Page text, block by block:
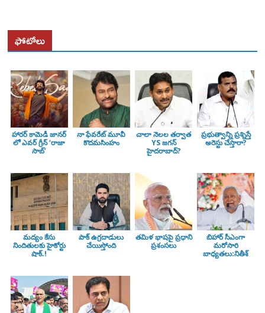
ఫోటోలు
హారర్ కామెడీ జానర్
లో ఎవర్ గ్రీన్ ‘రాజా
సాబ్’
నా ఫేవరేట్ మూవీ
కొదమసింహం
చాలా నెలల తర్వాత
YS జగన్
హైదరాబాద్?
ప్రభుత్వాన్ని ప్రశ్నిస్తే
అరెస్టు చేస్తారా?
మద్యం కేసు
నిందితులకు హైకోర్టు
షాక్.!
పాక్ ఉగ్రదాడులు
చేయిస్తోంది
తమిళ భాషపై ప్రధాని
ప్రశంసలు
బిహార్ సీఎంగా
మరోసారి
బాధ్యతలు:నితీశ్